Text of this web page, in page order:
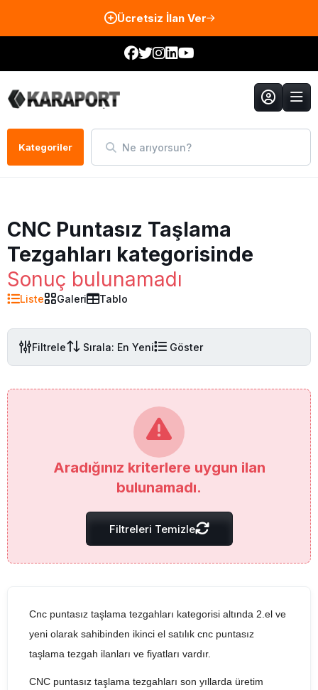
Ücretsiz İlan Ver
Kategoriler Ne arıyorsun?
CNC Puntasız Taşlama
Tezgahları kategorisinde
Sonuç bulunamadı
Liste Galeri Tablo
Filtrele Sırala: En Yeni Göster
Aradığınız kriterlere uygun ilan
bulunamadı.
Filtreleri Temizle
Cnc puntasız taşlama tezgahları kategorisi altında 2.el ve
yeni olarak sahibinden ikinci el satılık cnc puntasız
taşlama tezgah ilanları ve fiyatları vardır.
CNC puntasız taşlama tezgahları son yıllarda üretim